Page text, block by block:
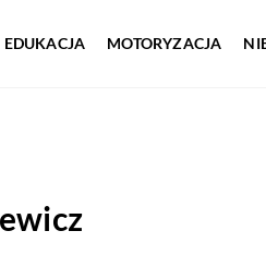
EDUKACJA MOTORYZACJA